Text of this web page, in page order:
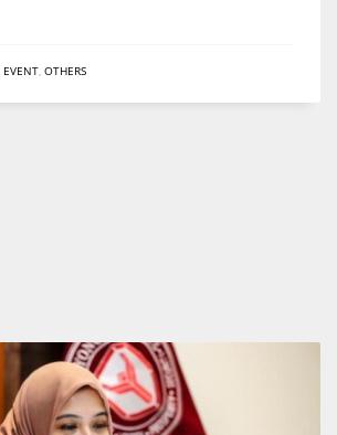
EVENT OTHERS